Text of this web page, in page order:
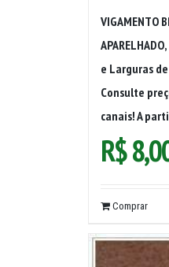
VIGAMENTO
e Larguras
Consulte
canais! A
R$
Comprar